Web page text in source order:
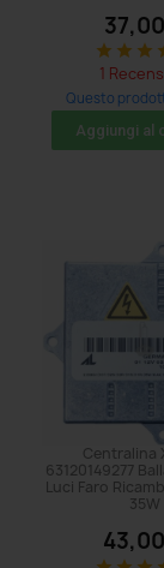
star star star
1
Questo
acquistato:
Aggiungi al
Centralina
63120149277
Luci Faro
35W